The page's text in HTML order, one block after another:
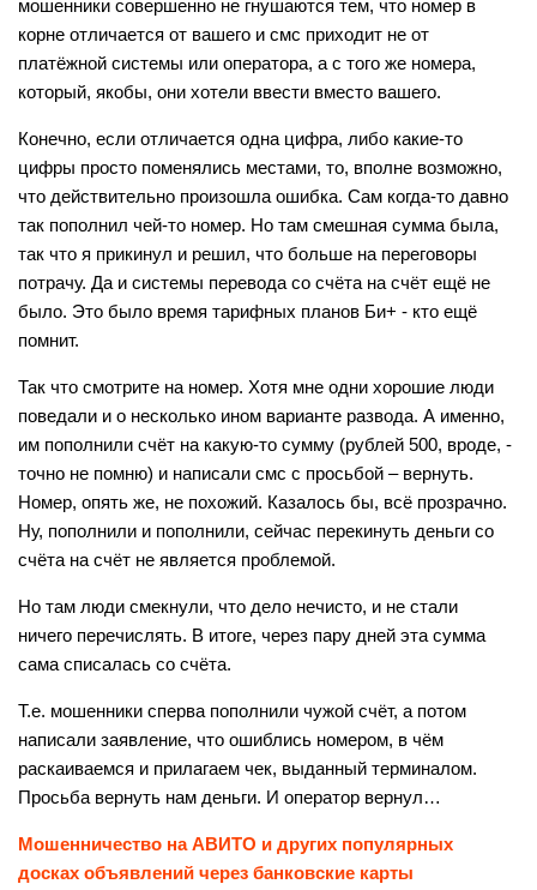
мошенники совершенно не гнушаются тем, что номер в
корне отличается от вашего и смс приходит не от
платёжной системы или оператора, а с того же номера,
который, якобы, они хотели ввести вместо вашего.
Конечно, если отличается одна цифра, либо какие-то
цифры просто поменялись местами, то, вполне возможно,
что действительно произошла ошибка. Сам когда-то давно
так пополнил чей-то номер. Но там смешная сумма была,
так что я прикинул и решил, что больше на переговоры
потрачу. Да и системы перевода со счёта на счёт ещё не
было. Это было время тарифных планов Би+ - кто ещё
помнит.
Так что смотрите на номер. Хотя мне одни хорошие люди
поведали и о несколько ином варианте развода. А именно,
им пополнили счёт на какую-то сумму (рублей 500, вроде, -
точно не помню) и написали смс с просьбой – вернуть.
Номер, опять же, не похожий. Казалось бы, всё прозрачно.
Ну, пополнили и пополнили, сейчас перекинуть деньги со
счёта на счёт не является проблемой.
Но там люди смекнули, что дело нечисто, и не стали
ничего перечислять. В итоге, через пару дней эта сумма
сама списалась со счёта.
Т.е. мошенники сперва пополнили чужой счёт, а потом
написали заявление, что ошиблись номером, в чём
раскаиваемся и прилагаем чек, выданный терминалом.
Просьба вернуть нам деньги. И оператор вернул…
Мошенничество на АВИТО и других популярных
досках объявлений через банковские карты